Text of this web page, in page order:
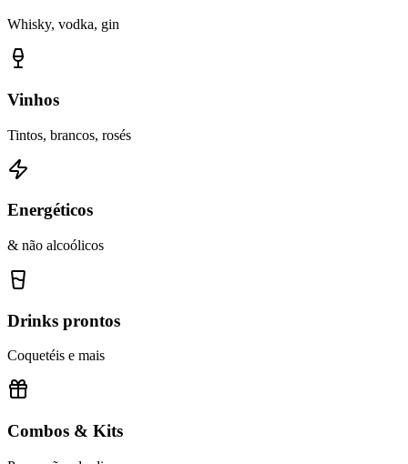
Whisky, vodka, gin
Vinhos
Tintos, brancos, rosés
Energéticos
& não alcoólicos
Drinks prontos
Coquetéis e mais
Combos & Kits